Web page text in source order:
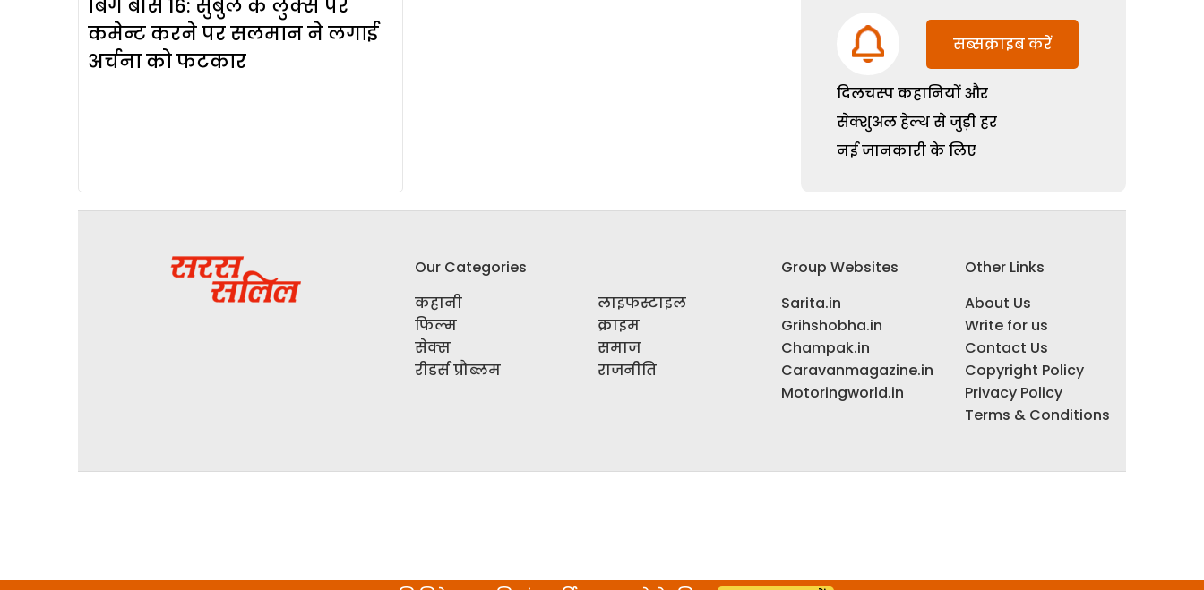
बिग बॉस 16: सुंबुल के लुक्स पर
कमेन्ट करने पर सलमान ने लगाई
अर्चना को फटकार
दिलचस्प कहानियों और
सेक्शुअल हेल्थ से जुड़ी हर
नई जानकारी के लिए
सब्सक्राइब करें
Our Categories
कहानी
फिल्म
सेक्स
रीडर्स प्रौब्लम
लाइफस्टाइल
क्राइम
समाज
राजनीति
Group Websites
Sarita.in
Grihshobha.in
Champak.in
Caravanmagazine.in
Motoringworld.in
Other Links
About Us
Write for us
Contact Us
Copyright Policy
Privacy Policy
Terms & Conditions